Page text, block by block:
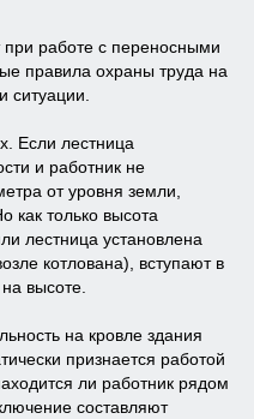
работе с переносными
правила охраны труда на
ситуации.
Если лестница
и работник не
от уровня земли,
как только высота
лестница установлена
котлована), вступают в
высоте.
на кровле здания
признается работой
ли работник рядом
составляют